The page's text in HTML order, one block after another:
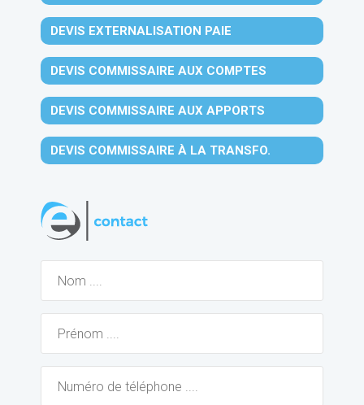
DEVIS EXTERNALISATION PAIE
DEVIS COMMISSAIRE AUX COMPTES
DEVIS COMMISSAIRE AUX APPORTS
DEVIS COMMISSAIRE À LA TRANSFO.